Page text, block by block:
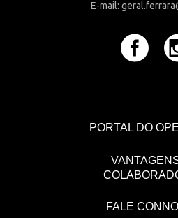
E-mail:
PORTAL DO
FALE